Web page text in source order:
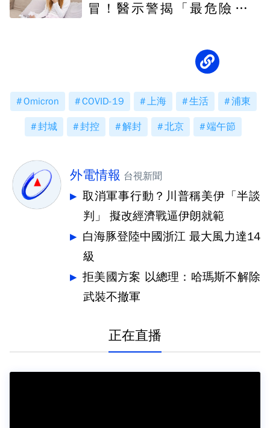
冒！醫示警揭「最危險分水
Omicron COVID-19 上海 生活 浦東
封城 封控 解封 北京 端午節
外電情報 台視新聞
取消軍事行動？川普稱美伊「半談
判」 擬改經濟戰逼伊朗就範
白海豚登陸中國浙江 最大風力達14
級
拒美國方案 以總理：哈瑪斯不解除
武裝不撤軍
正在直播